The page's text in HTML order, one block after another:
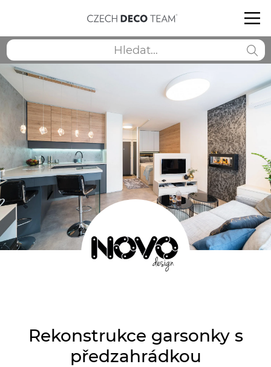
Rekonstrukce garsonky s
předzahrádkou